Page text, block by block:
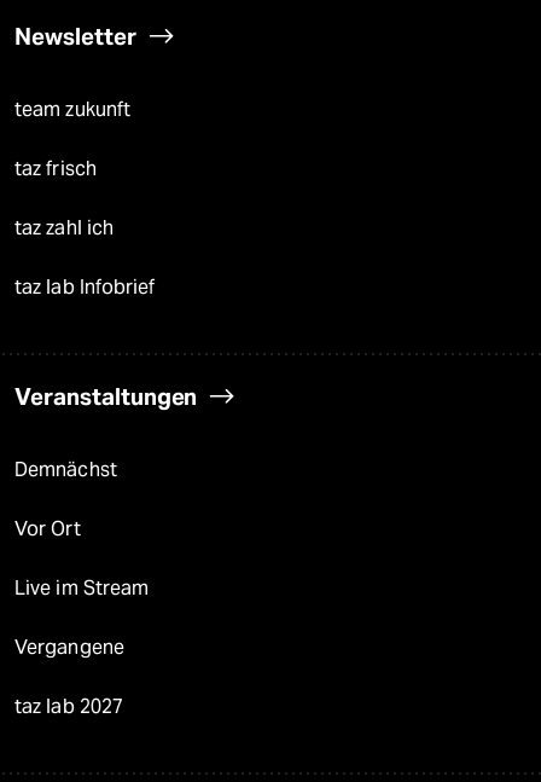
Newsletter
team zukunft
taz frisch
taz zahl ich
taz lab Infobrief
Veranstaltungen
Demnächst
Vor Ort
Live im Stream
Vergangene
taz lab 2027